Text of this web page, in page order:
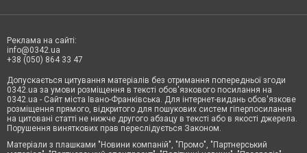
Реклама на сайті:
info@0342.ua
+38 (050) 864 33 47
Допускається цитування матеріалів без отримання попередньої згоди
0342.ua за умови розміщення в тексті обов'язкового посилання на
0342.ua - Сайт міста Івано-Франківська. Для інтернет-видань обов'язкове
розміщення прямого, відкритого для пошукових систем гіперпосилання
на цитовані статті не нижче другого абзацу в тексті або в якості джерела.
Порушення виняткових прав переслідується Законом.
Матеріали з плашками "Новини компаній", "Промо", "Партнерський